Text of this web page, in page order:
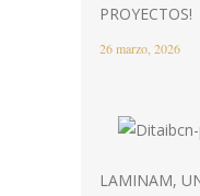
PROYECTOS!
26 marzo, 2026
LAMINAM,